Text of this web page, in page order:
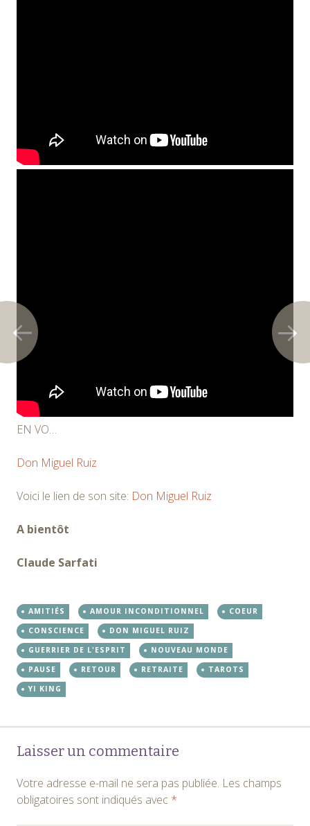
EN VO…
Don Miguel Ruiz
Voici le lien de son site: Don Miguel Ruiz
A bientôt
Claude Sarfati
AMITIÉS AMOUR INCONDITIONNEL
COEUR
CONSCIENCE
DON MIGUEL RUIZ
GUERRIER DE L'ESPRIT
NOUVEAU MONDE
PAUSE
RETOUR RETRAITE
TAROTS
YI KING
Navigation
des
articles
Laisser un commentaire
Votre adresse e-mail ne sera pas publiée. Les champs
obligatoires sont indiqués avec *